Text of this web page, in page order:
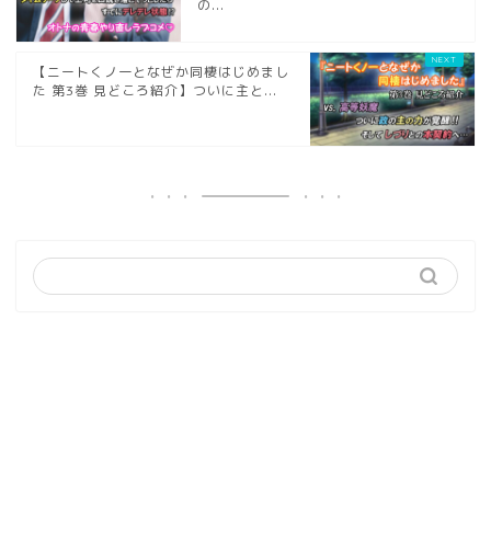
の...
【ニートくノ一となぜか同棲はじめまし
た 第3巻 見どころ紹介】ついに主と...